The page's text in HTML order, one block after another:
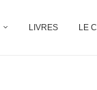
LIVRES LE